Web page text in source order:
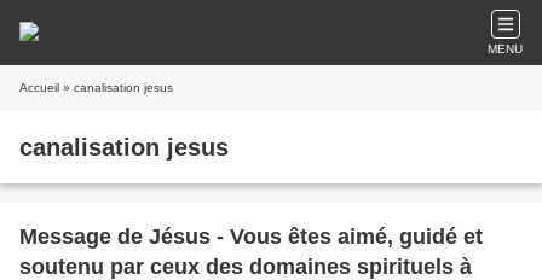
MENU
Accueil » canalisation jesus
canalisation jesus
Message de Jésus - Vous êtes aimé, guidé et
soutenu par ceux des domaines spirituels à